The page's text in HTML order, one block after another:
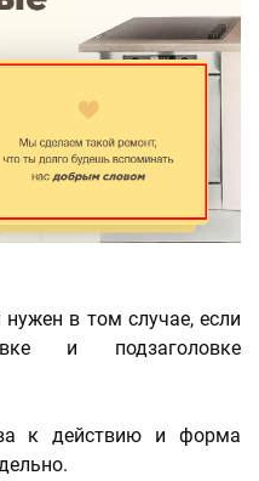
в том случае, если
и подзаголовке
к действию и форма